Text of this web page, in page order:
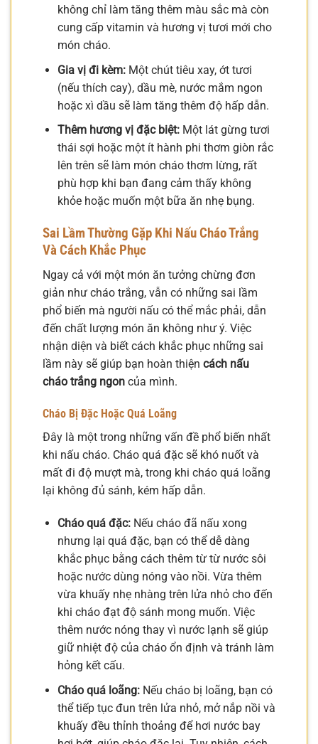
không chỉ làm tăng thêm màu sắc mà còn
cung cấp vitamin và hương vị tươi mới cho
món cháo.
Gia vị đi kèm:Một chút tiêu xay, ớt tươi
(nếu thích cay), dầu mè, nước mắm ngon
hoặc xì dầu sẽ làm tăng thêm độ hấp dẫn.
Thêm hương vị đặc biệt:Một lát gừng tươi
thái sợi hoặc một ít hành phi thơm giòn rắc
lên trên sẽ làm món cháo thơm lừng, rất
phù hợp khi bạn đang cảm thấy không
khỏe hoặc muốn một bữa ăn nhẹ bụng.
Sai Lầm Thường Gặp Khi Nấu Cháo Trắng
Và Cách Khắc Phục
Ngay cả với một món ăn tưởng chừng đơn
giản như cháo trắng, vẫn có những sai lầm
phổ biến mà người nấu có thể mắc phải, dẫn
đến chất lượng món ăn không như ý. Việc
nhận diện và biết cách khắc phục những sai
lầm này sẽ giúp bạn hoàn thiện cách nấu
cháo trắng ngon của mình.
Cháo Bị Đặc Hoặc Quá Loãng
Đây là một trong những vấn đề phổ biến nhất
khi nấu cháo. Cháo quá đặc sẽ khó nuốt và
mất đi độ mượt mà, trong khi cháo quá loãng
lại không đủ sánh, kém hấp dẫn.
Cháo quá đặc:Nếu cháo đã nấu xong
nhưng lại quá đặc, bạn có thể dễ dàng
khắc phục bằng cách thêm từ từ nước sôi
hoặc nước dùng nóng vào nồi. Vừa thêm
vừa khuấy nhẹ nhàng trên lửa nhỏ cho đến
khi cháo đạt độ sánh mong muốn. Việc
thêm nước nóng thay vì nước lạnh sẽ giúp
giữ nhiệt độ của cháo ổn định và tránh làm
hỏng kết cấu.
Cháo quá loãng:Nếu cháo bị loãng, bạn có
thể tiếp tục đun trên lửa nhỏ, mở nắp nồi và
khuấy đều thỉnh thoảng để hơi nước bay